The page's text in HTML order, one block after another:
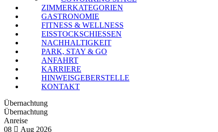
ZIMMERKATEGORIEN
GASTRONOMIE
FITNESS & WELLNESS
EISSTOCKSCHIESSEN
NACHHALTIGKEIT
PARK, STAY & GO
ANFAHRT
KARRIERE
HINWEISGEBERSTELLE
KONTAKT
Übernachtung
Übernachtung
Anreise
08
Aug 2026